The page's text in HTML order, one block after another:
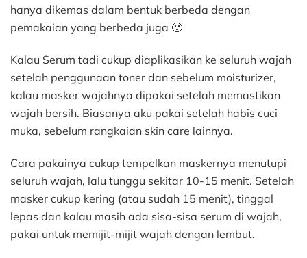
hanya dikemas dalam bentuk berbeda dengan
pemakaian yang berbeda juga 🙂
Kalau Serum tadi cukup diaplikasikan ke seluruh wajah
setelah penggunaan toner dan sebelum moisturizer,
kalau masker wajahnya dipakai setelah memastikan
wajah bersih. Biasanya aku pakai setelah habis cuci
muka, sebelum rangkaian skin care lainnya.
Cara pakainya cukup tempelkan maskernya menutupi
seluruh wajah, lalu tunggu sekitar 10-15 menit. Setelah
masker cukup kering (atau sudah 15 menit), tinggal
lepas dan kalau masih ada sisa-sisa serum di wajah,
pakai untuk memijit-mijit wajah dengan lembut.